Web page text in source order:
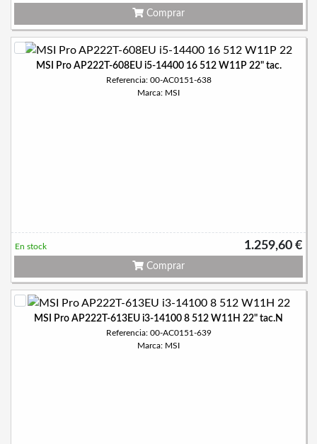
Comprar
MSI Pro AP222T-608EU i5-14400 16 512 W11P 22" tac.
Referencia: 00-AC0151-638
Marca: MSI
1.259,60 €
En stock
Comprar
MSI Pro AP222T-613EU i3-14100 8 512 W11H 22" tac.N
Referencia: 00-AC0151-639
Marca: MSI